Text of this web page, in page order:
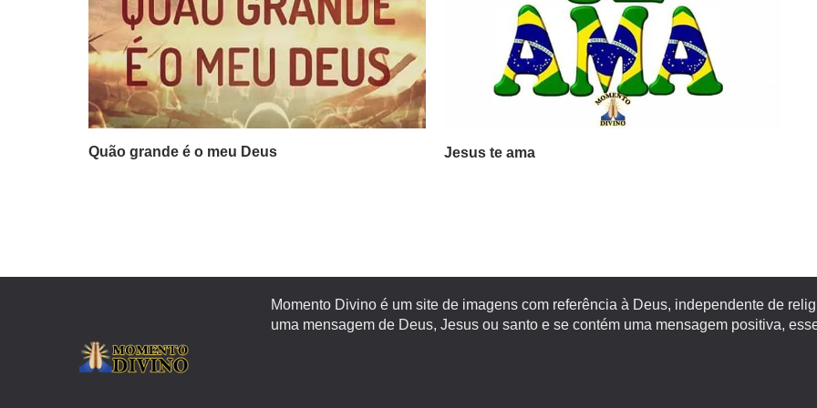
Quão grande é o meu Deus Jesus te ama
Momento Divino é um site de imagens com referência à Deus, independente de
uma mensagem de Deus, Jesus ou santo e se contém uma mensagem positiva,